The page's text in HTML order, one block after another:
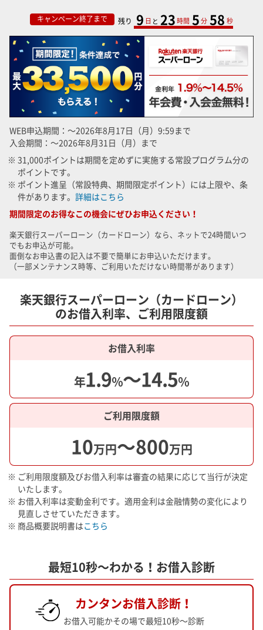
キャンペーン終了まで 残り 9 日 23時間 5分 57 秒
WEB申込期間：～2026年8月17日（月）9:59まで
入会期間：～2026年8月31日（月）まで
※ 31,000ポイントは期間を定めずに実施する常設プログラム分の
ポイントです。
※ ポイント進呈（常設特典、期間限定ポイント）には上限や、条
件があります。 詳細はこちら
期間限定のお得なこの機会にぜひお申込ください！
楽天銀行スーパーローン（カードローン）なら、ネットで24時間いつ
でもお申込が可能。
面倒なお申込書の記入は不要で簡単にお申込いただけます。
（一部メンテナンス時等、ご利用いただけない時間帯があります）
楽天銀行スーパーローン（カードローン）
のお借入利率、ご利用限度額
お借入利率
年1.9％～14.5％
ご利用限度額
10万円～800万円
※ ご利用限度額及びお借入利率は審査の結果に応じて当行が決定
いたします。
※ お借入利率は変動金利です。適用金利は金融情勢の変化により
見直しさせていただきます。
※ 商品概要説明書はこちら
最短10秒～わかる！お借入診断
カンタンお借入診断！
お借入可能かその場で最短10秒～診断